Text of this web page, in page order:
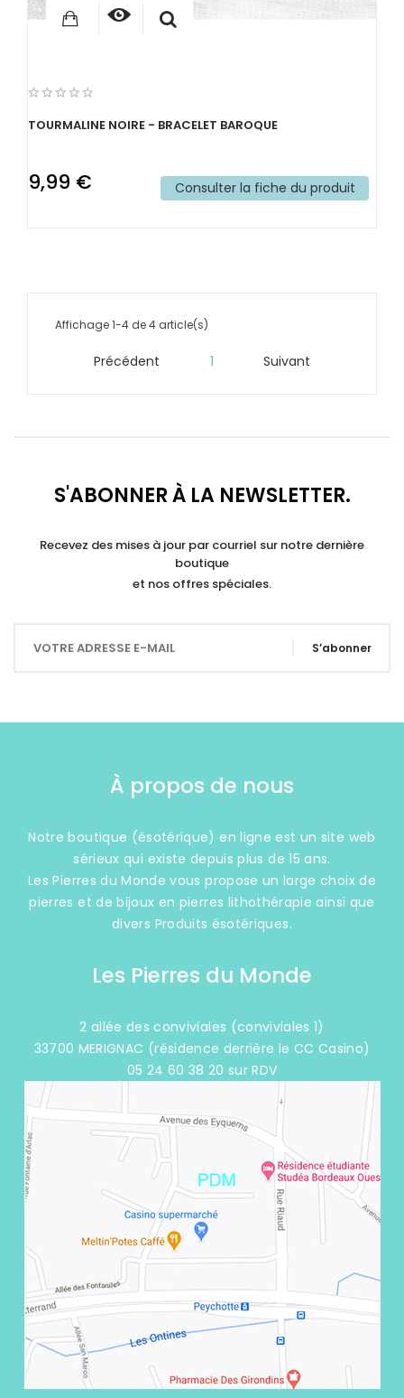
TOURMALINE NOIRE - BRACELET BAROQUE
9,99 € Consulter la fiche du produit
Affichage 1-4 de 4 article(s)
Précédent 1 Suivant
S'ABONNER À LA NEWSLETTER.
Recevez des mises à jour par courriel sur notre dernière
boutique
et nos offres spéciales.
S’abonner
À propos de nous
Notre boutique (ésotérique) en ligne est un site web
sérieux qui existe depuis plus de 15 ans.
Les Pierres du Monde vous propose un large choix de
pierres et de bijoux en pierres lithothérapie ainsi que
divers Produits ésotériques.
Les Pierres du Monde
2 allée des conviviales (conviviales 1)
33700 MERIGNAC (résidence derrière le CC Casino)
05 24 60 38 20 sur RDV